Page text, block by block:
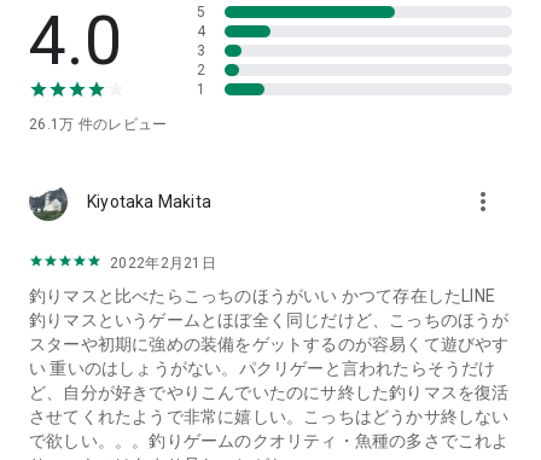
4.0
26.1万 件のレビュー
5
4
3
2
1
Kiyotaka Makita more_vert
2022年2月21日
釣りマスと比べたらこっちのほうがいい かつて存在したLINE
釣りマスというゲームとほぼ全く同じだけど、こっちのほうが
スターや初期に強めの装備をゲットするのが容易くて遊びやす
い 重いのはしょうがない。パクリゲーと言われたらそうだけ
ど、自分が好きでやりこんでいたのにサ終した釣りマスを復活
させてくれたようで非常に嬉しい。こっちはどうかサ終しない
で欲しい。。。釣りゲームのクオリティ・魚種の多さでこれよ